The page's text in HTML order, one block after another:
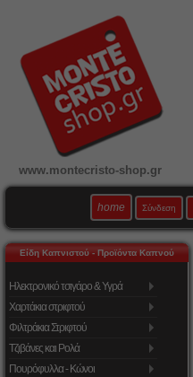
www.montecristo-shop.gr
home Σύνδεση
Είδη Καπνιστού - Προϊόντα Καπνού
Ηλεκτρονικό τσιγάρο & Υγρά
Χαρτάκια στριφτού
Φιλτράκια Στριφτού
Τζιβάνες και Ρολά
Πουρόφυλλα - Κώνοι